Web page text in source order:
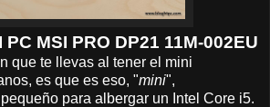
PC MSI PRO DP21 11M-002EU
que te llevas al tener el mini
es que es eso, "mini",
para albergar un Intel Core i5.